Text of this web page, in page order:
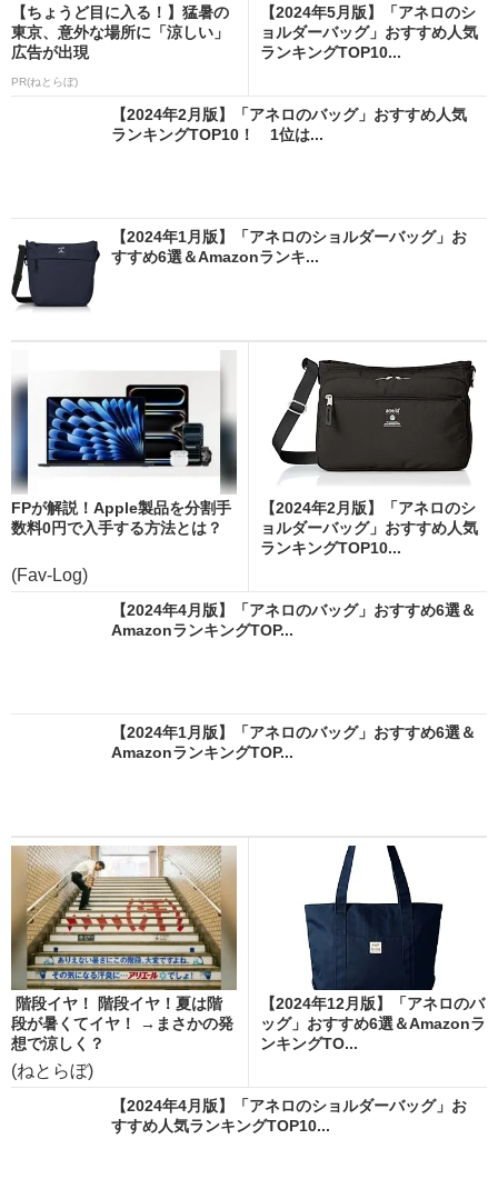
【ちょうど目に入る！】猛暑の
東京、意外な場所に「涼しい」
広告が出現
PR(ねとらぼ)
【2024年5月版】「アネロのシ
ョルダーバッグ」おすすめ人気
ランキングTOP10...
【2024年2月版】「アネロのバッグ」おすすめ人気
ランキングTOP10！ 1位は...
【2024年1月版】「アネロのショルダーバッグ」お
すすめ6選＆Amazonランキ...
FPが解説！Apple製品を分割手
数料0円で入手する方法とは？
(Fav-Log)
【2024年2月版】「アネロのシ
ョルダーバッグ」おすすめ人気
ランキングTOP10...
【2024年4月版】「アネロのバッグ」おすすめ6選＆
AmazonランキングTOP...
【2024年1月版】「アネロのバッグ」おすすめ6選＆
AmazonランキングTOP...
階段イヤ！ 階段イヤ！夏は階
段が暑くてイヤ！ →まさかの発
想で涼しく？
(ねとらぼ)
【2024年12月版】「アネロのバ
ッグ」おすすめ6選＆Amazonラ
ンキングTO...
【2024年4月版】「アネロのショルダーバッグ」お
すすめ人気ランキングTOP10...